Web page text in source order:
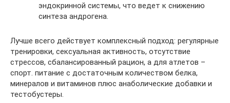
эндокринной системы, что ведет к снижению
синтеза андрогена.
Лучше всего действует комплексный подход: регулярные
тренировки, сексуальная активность, отсутствие
стрессов, сбалансированный рацион, а для атлетов –
спорт. питание с достаточным количеством белка,
минералов и витаминов плюс анаболические добавки и
тестобустеры.